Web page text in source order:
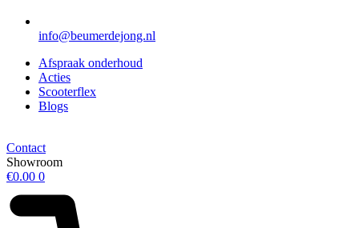
info@beumerdejong.nl
Afspraak onderhoud
Acties
Scooterflex
Blogs
Contact
Showroom
€0.00 0